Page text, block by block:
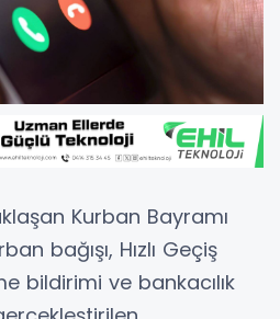
Kurban Bayramı
bağışı, Hızlı Geçiş
bildirimi ve bankacılık